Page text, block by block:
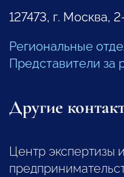
127473, г. Москва,
Региональные
Представители за
Другие
Центр экспертизы